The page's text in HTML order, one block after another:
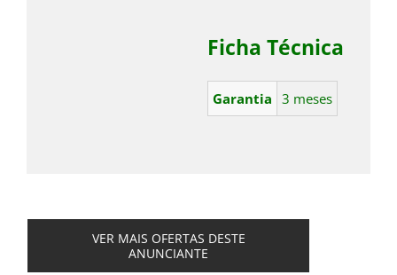
Ficha Técnica
Garantia 3 meses
VER MAIS OFERTAS DESTE
ANUNCIANTE